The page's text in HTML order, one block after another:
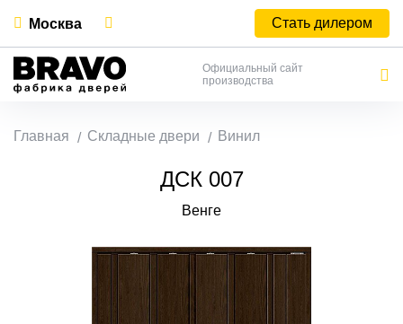
Москва Стать дилером
Официальный сайт
производства
Главная Складные двери Винил
ДСК 007
Венге